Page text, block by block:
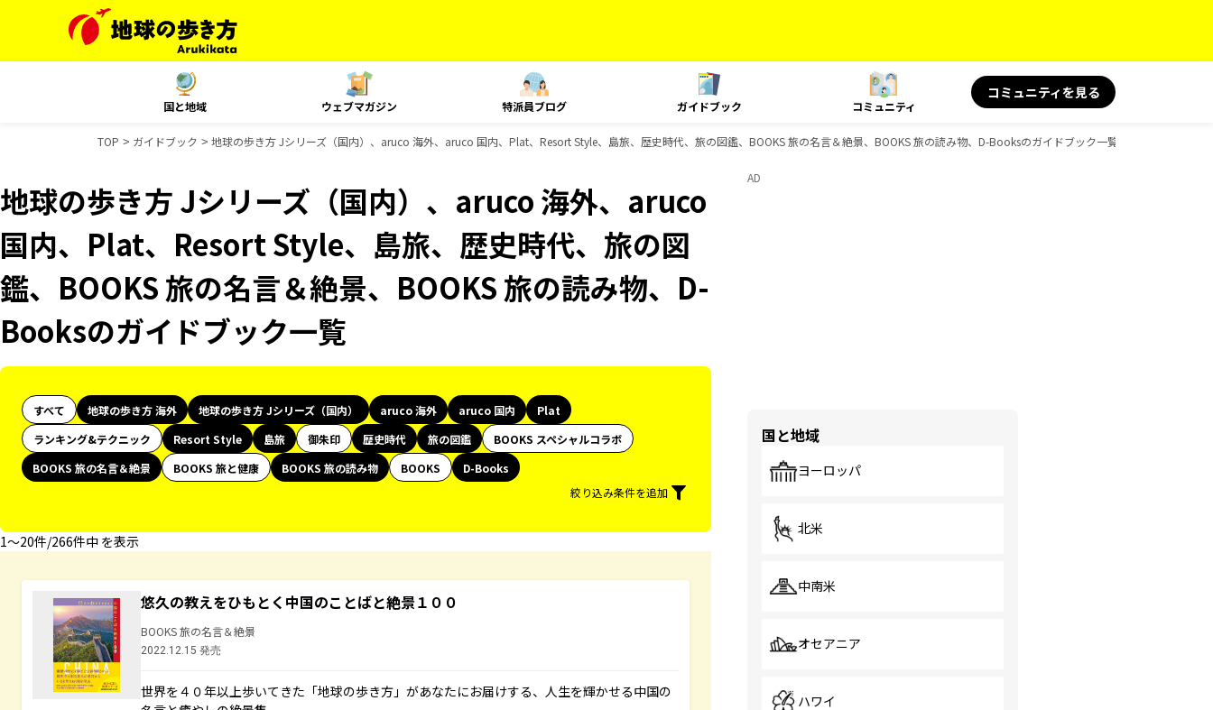
国と地域 ウェブマガジン 特派員ブログ ガイドブック コミュニティ
コミュニティを見る
TOP ガイドブック 地球の歩き方 Jシリーズ（国内）、aruco 海外、aruco 国内、Plat、Resort Style、島旅、歴史時代、旅の図鑑、BOOKS 旅の名言＆絶景、BOOKS 旅の読み物、D-Booksのガイドブック一覧
地球の歩き方 Jシリーズ（国内）、aruco 海外、aruco
国内、Plat、Resort Style、島旅、歴史時代、旅の図
鑑、BOOKS 旅の名言＆絶景、BOOKS 旅の読み物、D-
Booksのガイドブック一覧
すべて 地球の歩き方 海外 地球の歩き方 Jシリーズ（国内） aruco 海外 aruco 国内
Plat
ランキング&テクニック
Resort Style 島旅 御朱印 歴史時代 旅の図鑑
BOOKS スペシャルコラボ
BOOKS 旅の名言＆絶景
BOOKS 旅と健康 BOOKS 旅の読み物 BOOKS
D-Books
絞り込み条件を追加
1〜20件/266件中 を表示
悠久の教えをひもとく中国のことばと絶景１００
BOOKS 旅の名言＆絶景
2022.12.15 発売
世界を４０年以上歩いてきた「地球の歩き方」があなたにお届けする、人生を輝かせる中国の
AD
国と地域
ヨーロッパ
北米
中南米
オセアニア
ハワイ